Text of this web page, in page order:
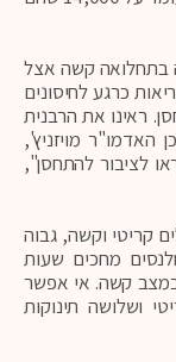
בתחלואה קשה אצל
כרגע לחיסונים
ראינו את הרבנית
מויזניץ',
לציבור להתחסן",
קריטי וקשה, גבוה
מחכים שעות
במצב קשה. אי אפשר
קריטי ושלושה תינוקות